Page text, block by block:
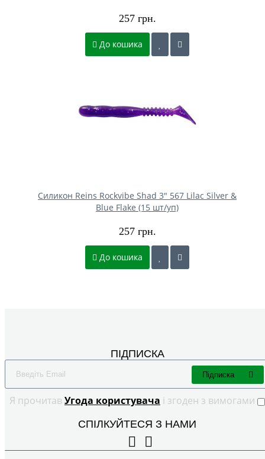
257 грн.
До кошика
Силикон Reins Rockvibe Shad 3" 567 Lilac Silver &
Blue Flake (15 шт/уп)
257 грн.
До кошика
ПІДПИСКА
Я прочитав Угода користувача і згоден з вимогами
Підписка
СПІЛКУЙТЕСЯ З НАМИ